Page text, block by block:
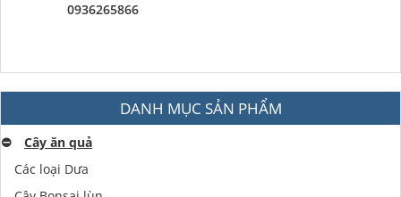
0936265866
DANH MỤC SẢN PHẨM
⛔️
Cây ăn quả
Các loại Dưa